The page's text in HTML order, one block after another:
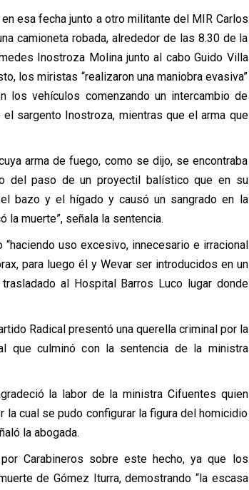
esa fecha junto a otro militante del MIR Carlos
camioneta robada, alrededor de las 8.30 de la
Inostroza Molina junto al cabo Guido Villa
los miristas “realizaron una maniobra evasiva”
los vehículos comenzando un intercambio de
sargento Inostroza, mientras que el arma que
arma de fuego, como se dijo, se encontraba
del paso de un proyectil balístico que en su
bazo y el hígado y causó un sangrado en la
la muerte”, señala la sentencia.
uso excesivo, innecesario e irracional
para luego él y Wevar ser introducidos en un
al Hospital Barros Luco lugar donde
Radical presentó una querella criminal por la
que culminó con la sentencia de la ministra
la labor de la ministra Cifuentes quien
la cual se pudo configurar la figura del homicidio
la abogada.
Carabineros sobre este hecho, ya que los
de Gómez Iturra, demostrando “la escasa